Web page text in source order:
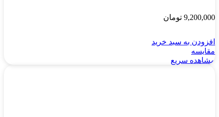
9,200,000 تومان
افزودن به سبد خرید
مقایسه
مشاهده سریع